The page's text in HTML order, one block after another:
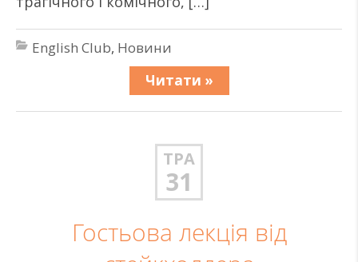
English Club, Новини
Читати »
ТРА
31
Гостьова лекція від